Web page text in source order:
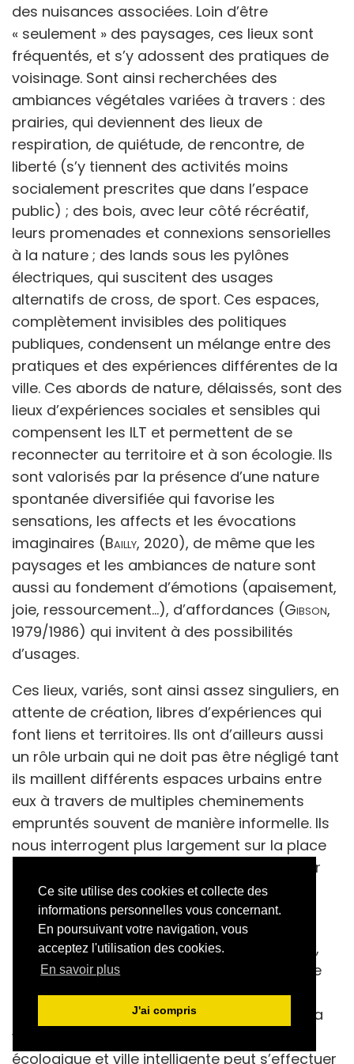
Ce site utilise des cookies et collecte des
informations personnelles vous concernant.
En poursuivant votre navigation, vous
acceptez l'utilisation des cookies.
En savoir plus
J'ai compris
des nuisances associées. Loin d’être
« seulement » des paysages, ces lieux sont
fréquentés, et s’y adossent des pratiques de
voisinage. Sont ainsi recherchées des
ambiances végétales variées à travers : des
prairies, qui deviennent des lieux de
respiration, de quiétude, de rencontre, de
liberté (s’y tiennent des activités moins
socialement prescrites que dans l’espace
public) ; des bois, avec leur côté récréatif,
leurs promenades et connexions sensorielles
à la nature ; des lands sous les pylônes
électriques, qui suscitent des usages
alternatifs de cross, de sport. Ces espaces,
complètement invisibles des politiques
publiques, condensent un mélange entre des
pratiques et des expériences différentes de la
ville. Ces abords de nature, délaissés, sont des
lieux d’expériences sociales et sensibles qui
compensent les ILT et permettent de se
reconnecter au territoire et à son écologie. Ils
sont valorisés par la présence d’une nature
spontanée diversifiée qui favorise les
sensations, les affects et les évocations
imaginaires (Bailly, 2020), de même que les
paysages et les ambiances de nature sont
aussi au fondement d’émotions (apaisement,
joie, ressourcement…), d’affordances (Gibson,
1979/1986) qui invitent à des possibilités
d’usages.
Ces lieux, variés, sont ainsi assez singuliers, en
attente de création, libres d’expériences qui
font liens et territoires. Ils ont d’ailleurs aussi
un rôle urbain qui ne doit pas être négligé tant
ils maillent différents espaces urbains entre
eux à travers de multiples cheminements
empruntés souvent de manière informelle. Ils
nous interrogent plus largement sur la place
des espaces de nature comme leviers pour
perpétuer le plaisir à habiter dans des
espaces contraints.
Face au changement écologique à l’œuvre,
les politiques de transformation écologique
ne tiennent pas assez compte de cette
nécessité de préserver la qualité de vie et la
vie sensible associée. Le lien entre ville
écologique et ville intelligente peut s’effectuer